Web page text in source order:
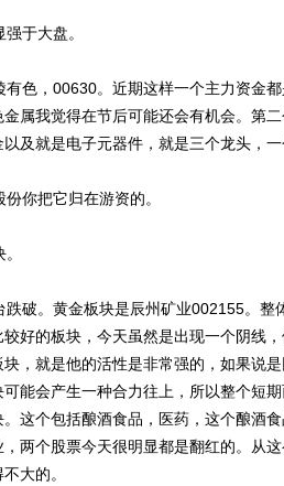
于大盘。
色，00630。近期这样一个主力资金
属我觉得在节后可能还会有机会。第
及就是电子元器件，就是三个龙头，一
你把它归在游资的。
破。黄金板块是辰州矿业002155。整
好的板块，今天虽然是出现一个阴线
，就是他的活性是非常强的，如果说
能会产生一种合力往上，所以整个短
这个包括酿酒食品，医药，这个酿酒
两个股票今天很明显都是翻红的。从
大的。